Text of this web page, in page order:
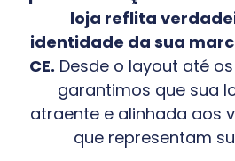
loja reflita
identidade da sua
CE. Desde o layout até
garantimos que sua
atraente e alinhada aos
que representam